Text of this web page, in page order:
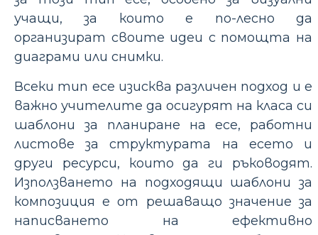
учащи, за които е по-лесно да
организират своите идеи с помощта на
диаграми или снимки.
Всеки тип есе изисква различен подход и е
важно учителите да осигурят на класа си
шаблони за планиране на есе, работни
листове за структурата на есето и
други ресурси, които да ги ръководят.
Използването на подходящи шаблони за
композиция е от решаващо значение за
написването на ефективно